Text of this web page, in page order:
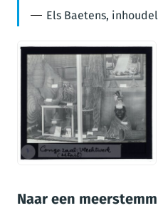
Els Baetens,
JPG
Naar een